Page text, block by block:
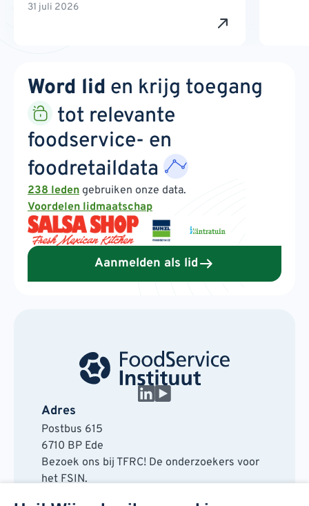
31 juli 2026
Word lid en krijg toegang
tot relevante
foodservice- en
foodretaildata
238 leden gebruiken onze data.
Voordelen lidmaatschap
Aanmelden als lid
Adres
Postbus 615
6710 BP Ede
Bezoek ons bij TFRC! De onderzoekers voor
het FSIN.